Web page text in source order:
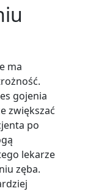
ma
gojenia
zwiększać
po
lekarze
zęba.